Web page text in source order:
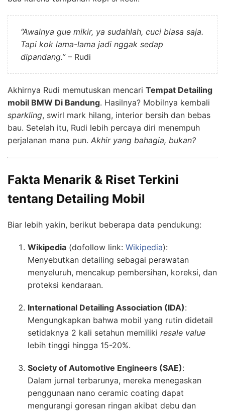
“Awalnya gue mikir, ya sudahlah, cuci biasa saja.
Tapi kok lama-lama jadi nggak sedap
dipandang.”– Rudi
Akhirnya Rudi memutuskan mencari Tempat Detailing
mobil BMW Di Bandung. Hasilnya? Mobilnya kembali
sparkling, swirl mark hilang, interior bersih dan bebas
bau. Setelah itu, Rudi lebih percaya diri menempuh
perjalanan mana pun. Akhir yang bahagia, bukan?
Fakta Menarik & Riset Terkini
tentang Detailing Mobil
Biar lebih yakin, berikut beberapa data pendukung:
Wikipedia (dofollow link: Wikipedia):
Menyebutkan detailing sebagai perawatan
menyeluruh, mencakup pembersihan, koreksi, dan
proteksi kendaraan.
International Detailing Association (IDA):
Mengungkapkan bahwa mobil yang rutin didetail
setidaknya 2 kali setahun memiliki resale value
lebih tinggi hingga 15-20%.
Society of Automotive Engineers (SAE):
Dalam jurnal terbarunya, mereka menegaskan
penggunaan nano ceramic coating dapat
mengurangi goresan ringan akibat debu dan